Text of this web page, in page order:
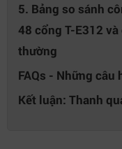
5. Bảng so sánh
48 cổng T-E312
thường
FAQs - Những
Kết luận: Thanh